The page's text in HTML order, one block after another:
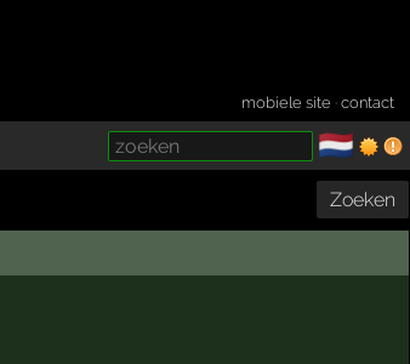
mobiele site ·contact
🇳🇱
Zoeken